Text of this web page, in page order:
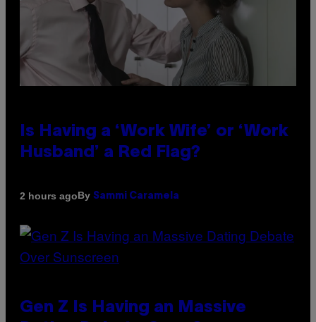
Is Having a ‘Work Wife’ or ‘Work
Husband’ a Red Flag?
2 hours agoBy Sammi Caramela
Gen Z Is Having an Massive